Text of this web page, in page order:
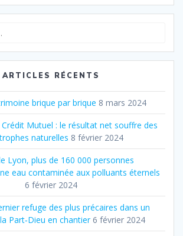
:
ARTICLES RÉCENTS
brique par brique 8 mars 2024
Mutuel : le résultat net souffre des
naturelles 8 février 2024
Lyon, plus de 160 000 personnes
eau contaminée aux polluants éternels
6 février 2024
refuge des plus précaires dans un
Part‐Dieu en chantier 6 février 2024